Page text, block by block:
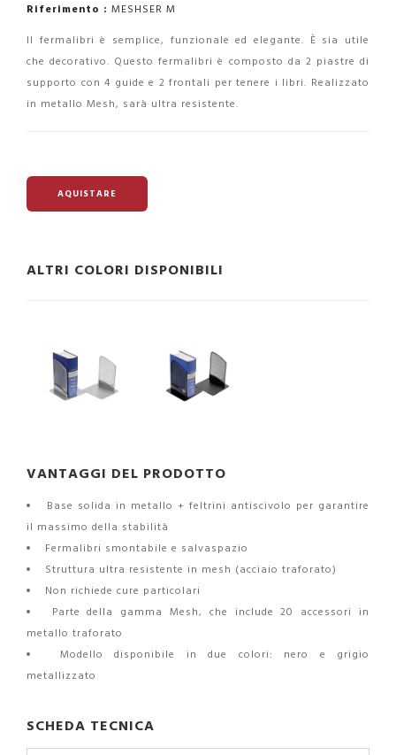
Riferimento : MESHSER M
Il fermalibri è semplice, funzionale ed elegante. È sia utile
che decorativo. Questo fermalibri è composto da 2 piastre di
supporto con 4 guide e 2 frontali per tenere i libri. Realizzato
in metallo Mesh, sarà ultra resistente.
AQUISTARE
ALTRI COLORI DISPONIBILI
VANTAGGI DEL PRODOTTO
Base solida in metallo + feltrini antiscivolo per garantire
il massimo della stabilità
Fermalibri smontabile e salvaspazio
Struttura ultra resistente in mesh (acciaio traforato)
Non richiede cure particolari
Parte della gamma Mesh, che include 20 accessori in
metallo traforato
Modello disponibile in due colori: nero e grigio
metallizzato
SCHEDA TECNICA